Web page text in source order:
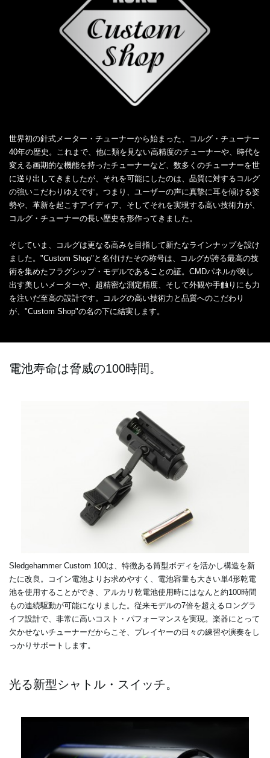
世界初の針式メーター・チューナーから始まった、コルグ・チューナー
40年の歴史。これまで、他に類を見ない高精度のチューナーや、時代を
変える画期的な機能を持ったチューナーなど、数多くのチューナーを世
に送り出してきましたが、それを可能にしたのは、品質に対するコルグ
の強いこだわりゆえです。つまり、ユーザーの声に真摯に耳を傾ける姿
勢や、革新を起こすアイディア、そしてそれを実現する高い技術力が、
コルグ・チューナーの長い歴史を形作ってきました。
そしていま、コルグは更なる高みを目指して新たなラインナップを設け
ました。"Custom Shop"と名付けたその称号は、コルグが誇る最高の技
術を集めたフラグシップ・モデルであることの証。CMDパネルが映し
出す美しいメーターや、超精密な測定精度、そして外観や手触りにも力
を注いだ至高の設計です。コルグの高い技術力と品質へのこだわり
が、"Custom Shop"の名の下に結実します。
電池寿命は脅威の100時間。
Sledgehammer Custom 100は、特徴ある筒型ボディを活かし構造を新
たに改良。コイン電池よりお求めやすく、電池容量も大きい単4形乾電
池を使用することができ、アルカリ乾電池使用時にはなんと約100時間
もの連続駆動が可能になりました。従来モデルの7倍を超えるロングラ
イフ設計で、非常に高いコスト・パフォーマンスを実現。楽器にとって
欠かせないチューナーだからこそ、プレイヤーの日々の練習や演奏をし
っかりサポートします。
光る新型シャトル・スイッチ。